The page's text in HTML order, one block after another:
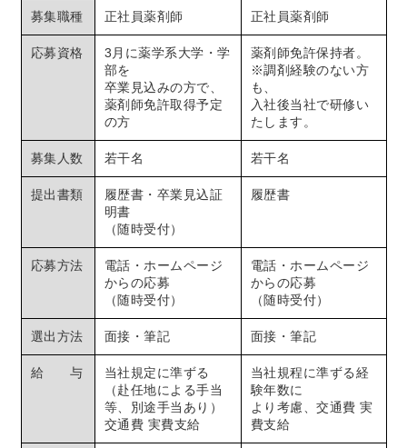
募集職種 正社員薬剤師 正社員薬剤師
応募資格
3月に薬学系大学・学
部を
卒業見込みの方で、
薬剤師免許取得予定
の方
薬剤師免許保持者。
※調剤経験のない方
も、
入社後当社で研修い
たします。
募集人数 若干名 若干名
提出書類
履歴書・卒業見込証
明書
（随時受付）
履歴書
応募方法
電話・ホームページ
からの応募
（随時受付）
電話・ホームページ
からの応募
（随時受付）
選出方法 面接・筆記 面接・筆記
給 与
当社規定に準ずる
（赴任地による手当
等、別途手当あり）
交通費 実費支給
当社規程に準ずる経
験年数に
より考慮、交通費 実
費支給